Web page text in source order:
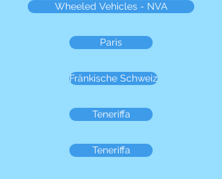
Wheeled Vehicles - NVA
Paris
Fränkische Schweiz
Teneriffa
Teneriffa